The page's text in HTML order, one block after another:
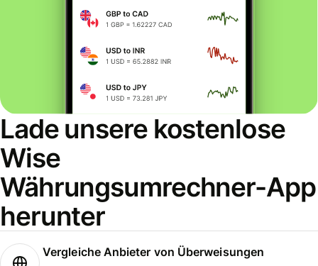
Lade unsere kostenlose
Wise
Währungsumrechner-App
herunter
Vergleiche Anbieter von Überweisungen